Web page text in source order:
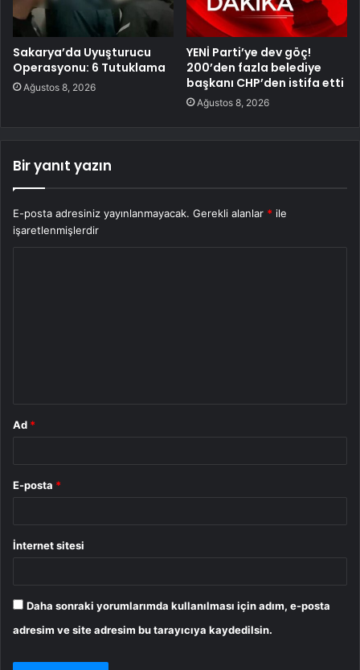
Sakarya’da Uyuşturucu
Operasyonu: 6 Tutuklama
Ağustos 8, 2026
YENİ Parti’ye dev göç!
200’den fazla belediye
başkanı CHP’den istifa etti
Ağustos 8, 2026
Bir yanıt yazın
E-posta adresiniz yayınlanmayacak. Gerekli alanlar * ile
işaretlenmişlerdir
Ad *
E-posta *
İnternet sitesi
Daha sonraki yorumlarımda kullanılması için adım, e-posta
adresim ve site adresim bu tarayıcıya kaydedilsin.